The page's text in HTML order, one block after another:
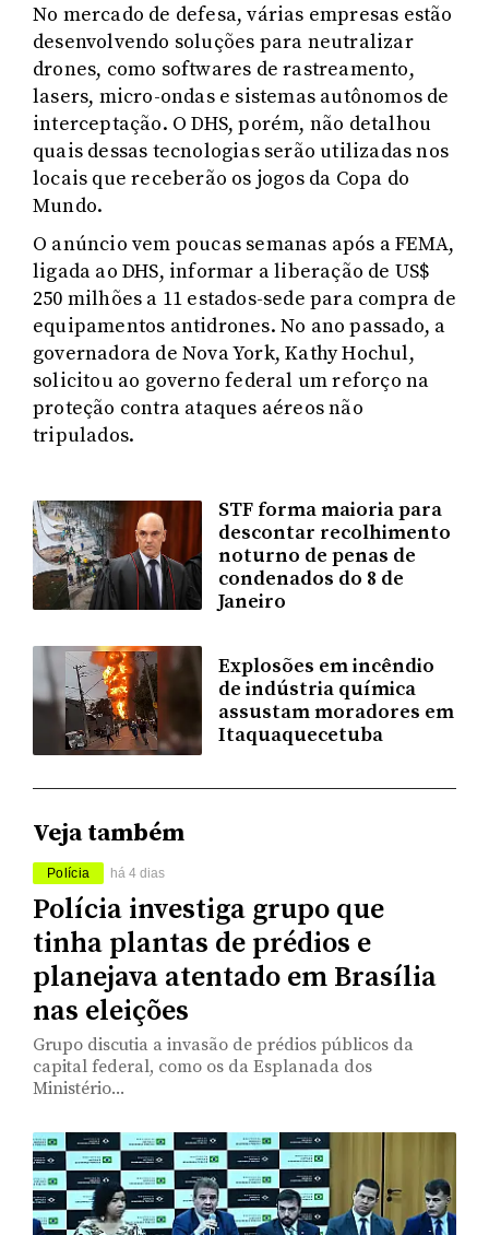
No mercado de defesa, várias empresas estão
desenvolvendo soluções para neutralizar
drones, como softwares de rastreamento,
lasers, micro-ondas e sistemas autônomos de
interceptação. O DHS, porém, não detalhou
quais dessas tecnologias serão utilizadas nos
locais que receberão os jogos da Copa do
Mundo.
O anúncio vem poucas semanas após a FEMA,
ligada ao DHS, informar a liberação de US$
250 milhões a 11 estados-sede para compra de
equipamentos antidrones. No ano passado, a
governadora de Nova York, Kathy Hochul,
solicitou ao governo federal um reforço na
proteção contra ataques aéreos não
tripulados.
STF forma maioria para
descontar recolhimento
noturno de penas de
condenados do 8 de
Janeiro
Explosões em incêndio
de indústria química
assustam moradores em
Itaquaquecetuba
Veja também
Polícia há 4 dias
Polícia investiga grupo que
tinha plantas de prédios e
planejava atentado em Brasília
nas eleições
Grupo discutia a invasão de prédios públicos da
capital federal, como os da Esplanada dos
Ministério...